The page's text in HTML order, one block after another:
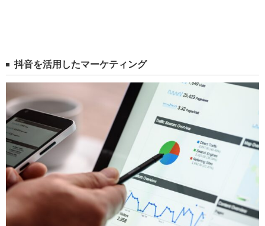
抖音を活用したマーケティング